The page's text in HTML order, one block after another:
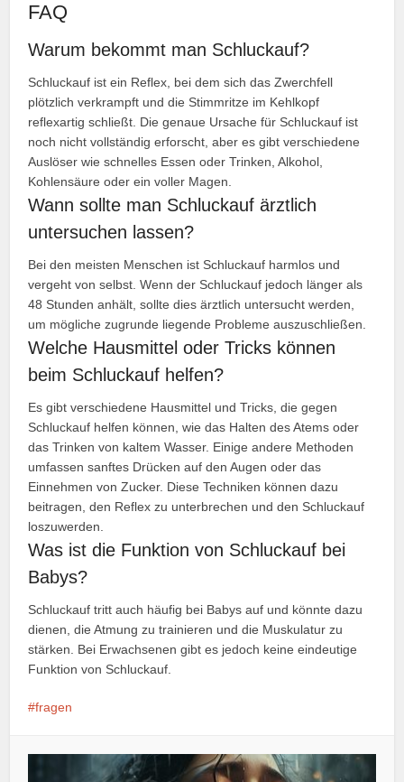
FAQ
Warum bekommt man Schluckauf?
Schluckauf ist ein Reflex, bei dem sich das Zwerchfell
plötzlich verkrampft und die Stimmritze im Kehlkopf
reflexartig schließt. Die genaue Ursache für Schluckauf ist
noch nicht vollständig erforscht, aber es gibt verschiedene
Auslöser wie schnelles Essen oder Trinken, Alkohol,
Kohlensäure oder ein voller Magen.
Wann sollte man Schluckauf ärztlich
untersuchen lassen?
Bei den meisten Menschen ist Schluckauf harmlos und
vergeht von selbst. Wenn der Schluckauf jedoch länger als
48 Stunden anhält, sollte dies ärztlich untersucht werden,
um mögliche zugrunde liegende Probleme auszuschließen.
Welche Hausmittel oder Tricks können
beim Schluckauf helfen?
Es gibt verschiedene Hausmittel und Tricks, die gegen
Schluckauf helfen können, wie das Halten des Atems oder
das Trinken von kaltem Wasser. Einige andere Methoden
umfassen sanftes Drücken auf den Augen oder das
Einnehmen von Zucker. Diese Techniken können dazu
beitragen, den Reflex zu unterbrechen und den Schluckauf
loszuwerden.
Was ist die Funktion von Schluckauf bei
Babys?
Schluckauf tritt auch häufig bei Babys auf und könnte dazu
dienen, die Atmung zu trainieren und die Muskulatur zu
stärken. Bei Erwachsenen gibt es jedoch keine eindeutige
Funktion von Schluckauf.
fragen